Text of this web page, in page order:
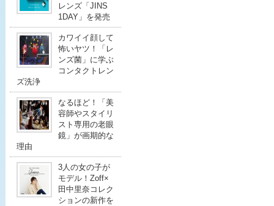
レンズ「JINS
1DAY」を発売
カワイイ顔して
怖いヤツ！「レ
ンズ菌」に学ぶ
コンタクトレン
ズ洗浄
なるほど！「美
容師やスタイリ
スト専用の老眼
鏡」が画期的な
理由
3人の女の子が
モデル！Zoff×
田中里奈コレク
ションの新作を